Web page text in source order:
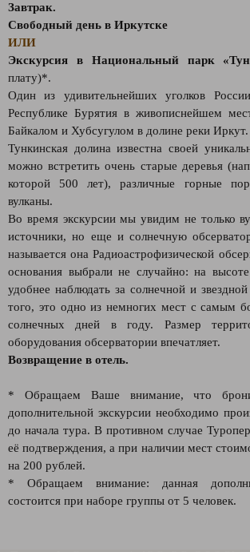
Завтрак.
Свободный день в Иркутске
ИЛИ
Экскурсия в Национальный парк
плату)*.
Один из удивительнейших уголков
Республике Бурятия в живописнейшем
Байкалом и Хубсугулом в долине реки Иркут.
Тункинская долина известна своей
можно встретить очень старые деревья
которой 500 лет), различные горные
вулканы.
Во время экскурсии мы увидим не только
источники, но еще и солнечную
называется она Радиоастрофизической
основания выбрали не случайно: на
удобнее наблюдать за солнечной и
того, это одно из немногих мест с самым
солнечных дней в году. Размер
оборудования обсерватории впечатляет.
Возвращение в отель.
* Обращаем Ваше внимание, что
дополнительной экскурсии необходимо
до начала тура. В противном случае
её подтверждения, а при наличии мест
на 200 рублей.
* Обращаем внимание: данная
состоится при наборе группы от 5 человек.